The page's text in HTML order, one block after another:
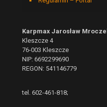
Karpmax Jarosław
Kleszcze 4
76-003 Kleszcze
NIP: 6692299690
REGON: 541146779
tel. 602-461-818;